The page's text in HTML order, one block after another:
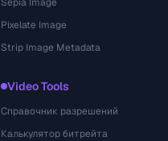
Pixelate Image
Strip Image Metadata
Video Tools
Справочник разрешений
Калькулятор битрейта